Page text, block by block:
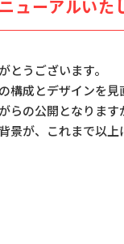
ューアルいた
とうございます。
構成とデザインを
らの公開となります
景が、これまで以上